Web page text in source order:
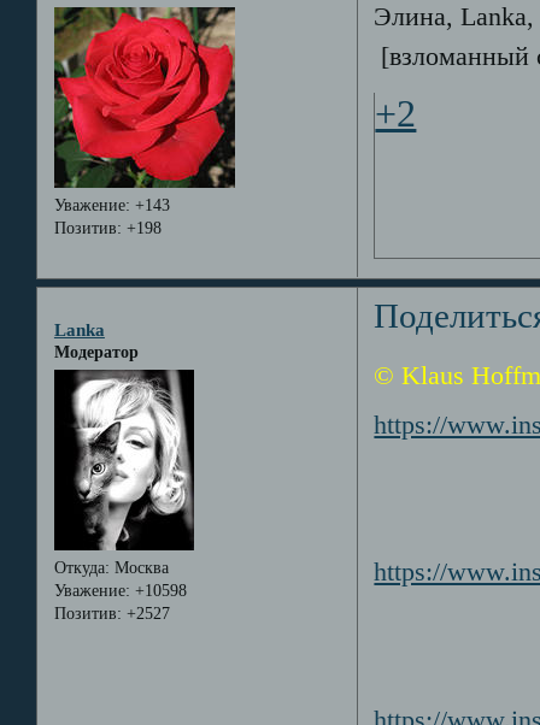
Уважение: +143
Позитив: +198
Элина,
[взломанный
+2
Lanka
Модератор
Откуда: Москва
Уважение: +10598
Позитив: +2527
© Klaus
https://
https://